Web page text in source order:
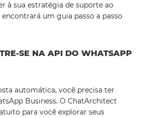
à sua estratégia de suporte ao
um guia passo a passo
SE NA API DO WHATSAPP
automática, você precisa ter
Business. O ChatArchitect
para você explorar seus